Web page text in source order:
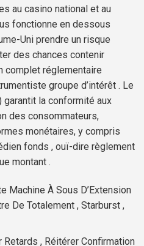
au casino national et au
fonctionne en dessous
Uni prendre un risque
des chances contenir
complet réglementaire
groupe d’intérêt . Le
garantit la conformité aux
des consommateurs,
monétaires, y compris
fonds , ouï-dire règlement
montant .
Machine À Sous D’Extension
De Totalement , Starburst ,
, Réitérer Confirmation